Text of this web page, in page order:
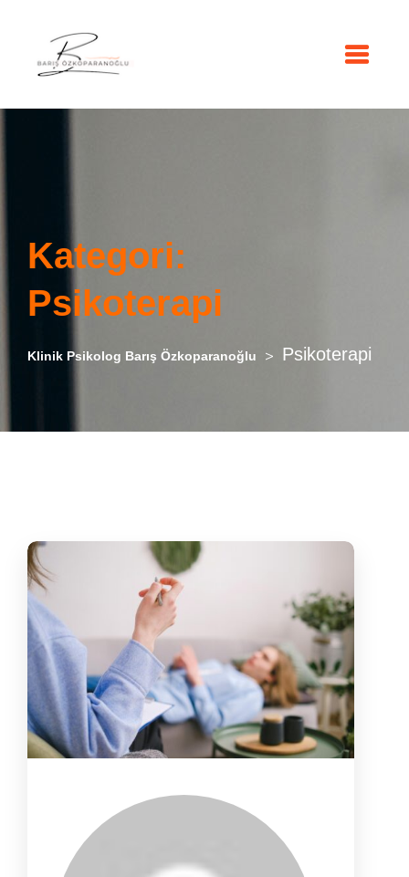
Kategori:
Psikoterapi
Klinik Psikolog Barış Özkoparanoğlu > Psikoterapi